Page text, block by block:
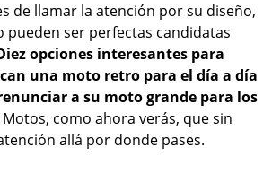
de llamar la atención por su diseño,
pueden ser perfectas candidatas
opciones interesantes para
una moto retro para el día a día
a su moto grande para los
Motos, como ahora verás, que sin
allá por donde pases.